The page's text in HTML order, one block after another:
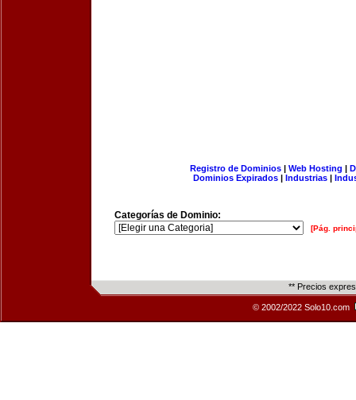
Registro de Dominios| Web Hosting |
Dominios Expirados | Industrias |
Categorías de Dominio:
[Pág.
** Precios
© 2002/2022 Solo10.com